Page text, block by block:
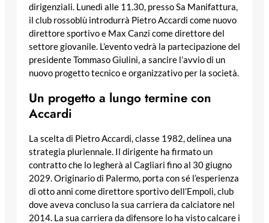
dirigenziali. Lunedì alle 11.30, presso Sa Manifattura,
il club rossoblù introdurrà Pietro Accardi come nuovo
direttore sportivo e Max Canzi come direttore del
settore giovanile. L’evento vedrà la partecipazione del
presidente Tommaso Giulini, a sancire l’avvio di un
nuovo progetto tecnico e organizzativo per la società.
Un progetto a lungo termine con
Accardi
La scelta di Pietro Accardi, classe 1982, delinea una
strategia pluriennale. Il dirigente ha firmato un
contratto che lo legherà al Cagliari fino al 30 giugno
2029. Originario di Palermo, porta con sé l’esperienza
di otto anni come direttore sportivo dell’Empoli, club
dove aveva concluso la sua carriera da calciatore nel
2014. La sua carriera da difensore lo ha visto calcare i